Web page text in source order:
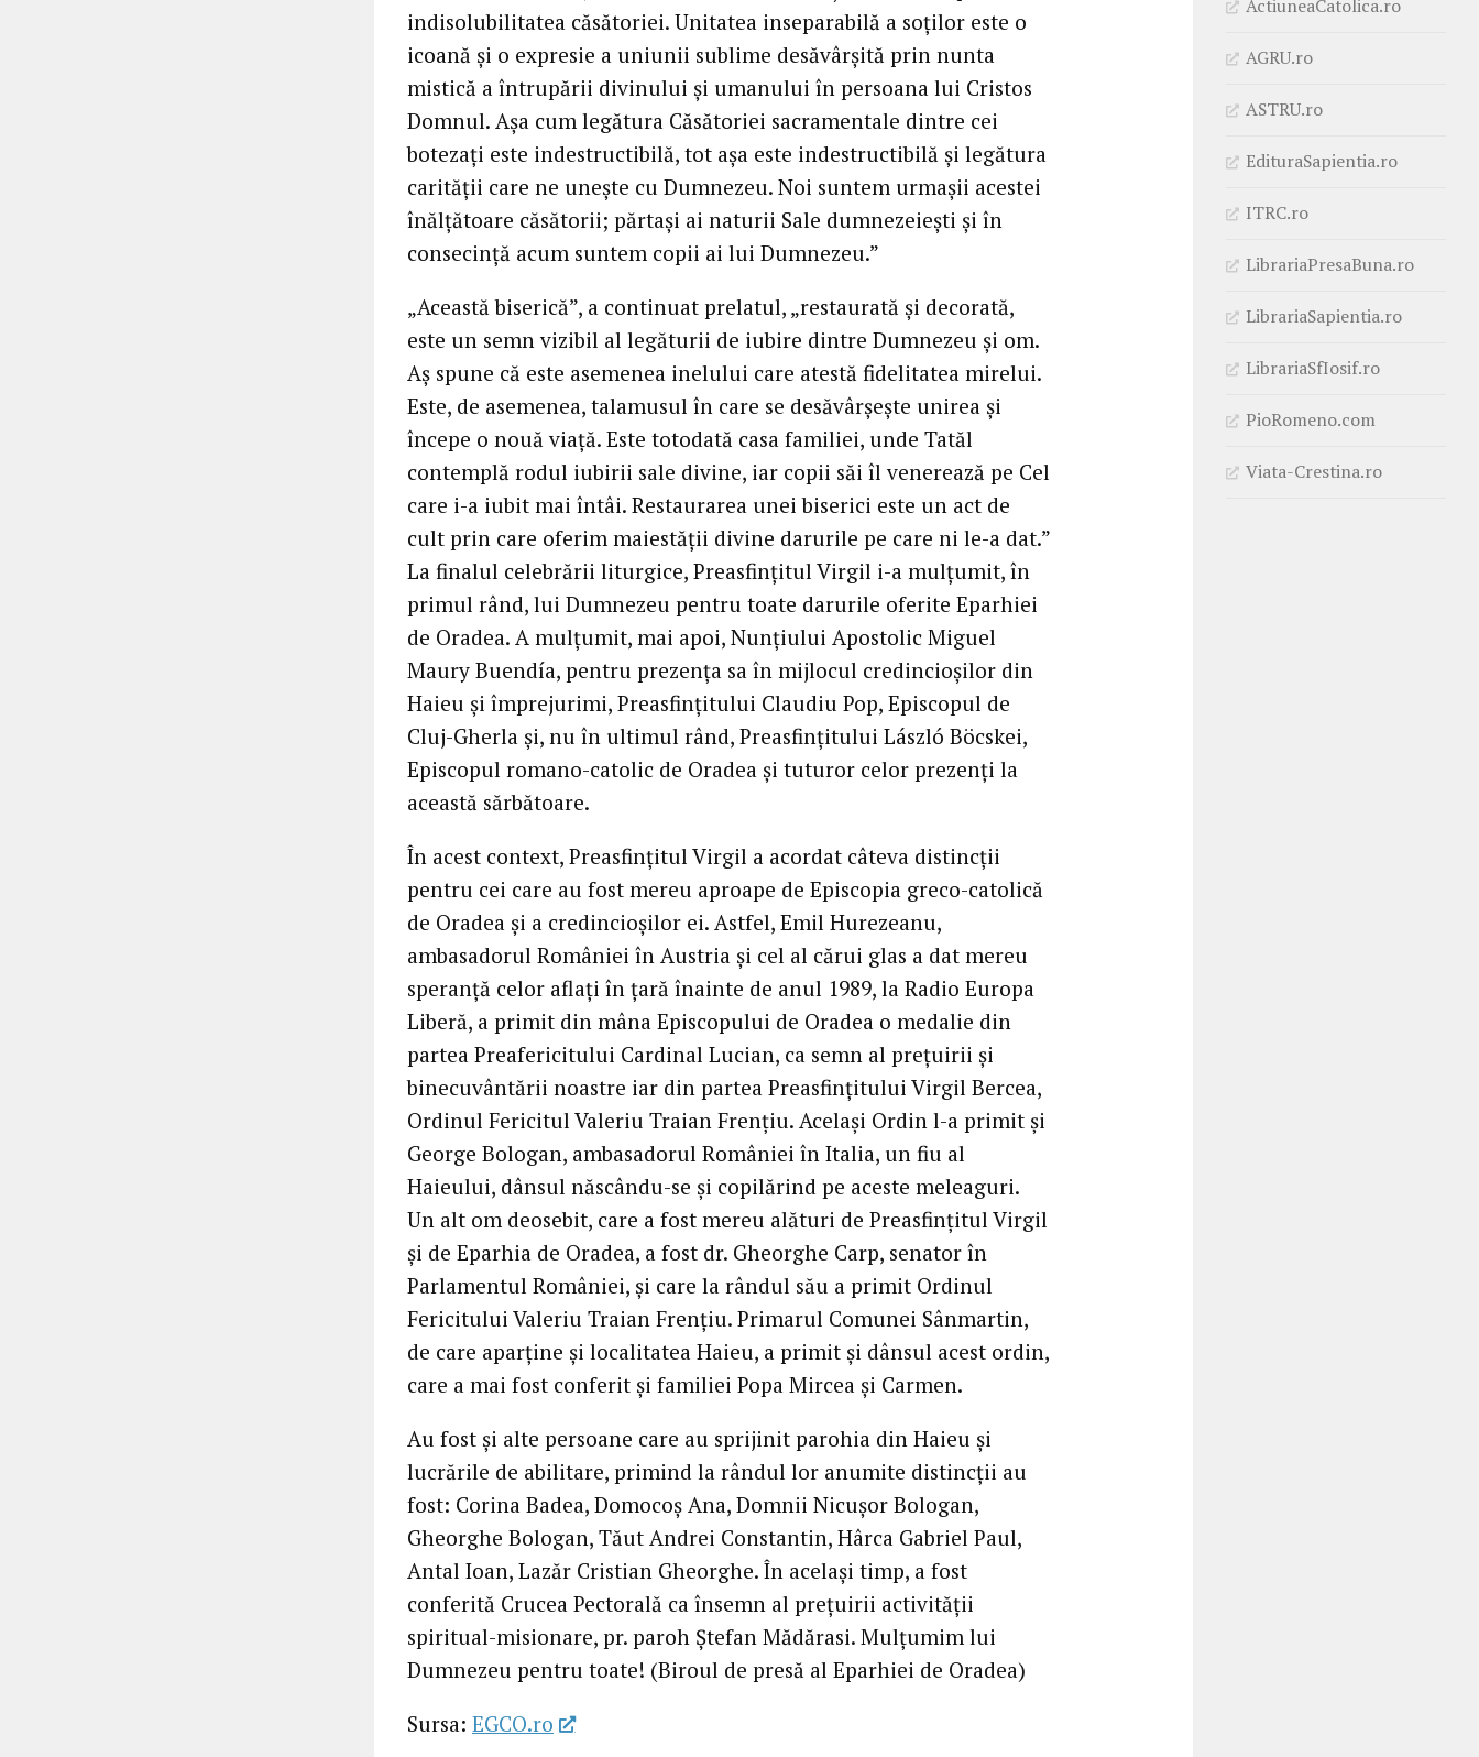
indisolubilitatea căsătoriei. Unitatea inseparabilă a soților este o
icoană și o expresie a uniunii sublime desăvârșită prin nunta
mistică a întrupării divinului și umanului în persoana lui Cristos
Domnul. Așa cum legătura Căsătoriei sacramentale dintre cei
botezați este indestructibilă, tot așa este indestructibilă și legătura
carității care ne unește cu Dumnezeu. Noi suntem urmașii acestei
înălțătoare căsătorii; părtași ai naturii Sale dumnezeiești și în
consecință acum suntem copii ai lui Dumnezeu.”
„Această biserică”, a continuat prelatul, „restaurată și decorată,
este un semn vizibil al legăturii de iubire dintre Dumnezeu și om.
Aș spune că este asemenea inelului care atestă fidelitatea mirelui.
Este, de asemenea, talamusul în care se desăvârșește unirea și
începe o nouă viață. Este totodată casa familiei, unde Tatăl
contemplă rodul iubirii sale divine, iar copii săi îl venerează pe Cel
care i-a iubit mai întâi. Restaurarea unei biserici este un act de
cult prin care oferim maiestății divine darurile pe care ni le-a dat.”
La finalul celebrării liturgice, Preasfințitul Virgil i-a mulțumit, în
primul rând, lui Dumnezeu pentru toate darurile oferite Eparhiei
de Oradea. A mulțumit, mai apoi, Nunțiului Apostolic Miguel
Maury Buendía, pentru prezența sa în mijlocul credincioșilor din
Haieu și împrejurimi, Preasfințitului Claudiu Pop, Episcopul de
Cluj-Gherla și, nu în ultimul rând, Preasfințitului László Böcskei,
Episcopul romano-catolic de Oradea și tuturor celor prezenți la
această sărbătoare.
În acest context, Preasfințitul Virgil a acordat câteva distincții
pentru cei care au fost mereu aproape de Episcopia greco-catolică
de Oradea și a credincioșilor ei. Astfel, Emil Hurezeanu,
ambasadorul României în Austria și cel al cărui glas a dat mereu
speranță celor aflați în țară înainte de anul 1989, la Radio Europa
Liberă, a primit din mâna Episcopului de Oradea o medalie din
partea Preafericitului Cardinal Lucian, ca semn al prețuirii și
binecuvântării noastre iar din partea Preasfințitului Virgil Bercea,
Ordinul Fericitul Valeriu Traian Frențiu. Același Ordin l-a primit și
George Bologan, ambasadorul României în Italia, un fiu al
Haieului, dânsul născându-se și copilărind pe aceste meleaguri.
Un alt om deosebit, care a fost mereu alături de Preasfințitul Virgil
și de Eparhia de Oradea, a fost dr. Gheorghe Carp, senator în
Parlamentul României, și care la rândul său a primit Ordinul
Fericitului Valeriu Traian Frențiu. Primarul Comunei Sânmartin,
de care aparține și localitatea Haieu, a primit și dânsul acest ordin,
care a mai fost conferit și familiei Popa Mircea și Carmen.
Au fost și alte persoane care au sprijinit parohia din Haieu și
lucrările de abilitare, primind la rândul lor anumite distincții au
fost: Corina Badea, Domocoș Ana, Domnii Nicușor Bologan,
Gheorghe Bologan, Tăut Andrei Constantin, Hârca Gabriel Paul,
Antal Ioan, Lazăr Cristian Gheorghe. În același timp, a fost
conferită Crucea Pectorală ca însemn al prețuirii activității
spiritual-misionare, pr. paroh Ștefan Mădărasi. Mulțumim lui
Dumnezeu pentru toate! (Biroul de presă al Eparhiei de Oradea)
Sursa: EGCO.ro
ActiuneaCatolica.ro
AGRU.ro
ASTRU.ro
EdituraSapientia.ro
ITRC.ro
LibrariaPresaBuna.ro
LibrariaSapientia.ro
LibrariaSfIosif.ro
PioRomeno.com
Viata-Crestina.ro